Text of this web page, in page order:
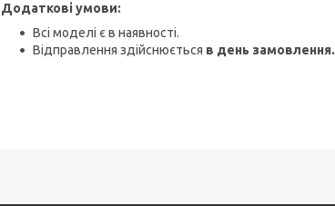
Додаткові умови:
Всі моделі є в наявності.
Відправлення здійснюється в день замовлення.